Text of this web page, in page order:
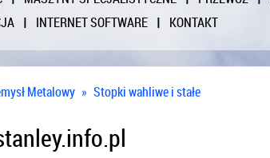
INTERNET SOFTWARE KONTAKT
Metalowy » Stopki wahliwe i stałe